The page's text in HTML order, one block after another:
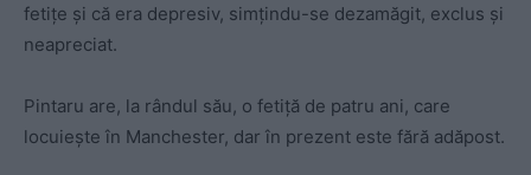
fetițe și că era depresiv, simțindu-se dezamăgit, exclus și
neapreciat.
Pintaru are, la rândul său, o fetiță de patru ani, care
locuiește în Manchester, dar în prezent este fără adăpost.